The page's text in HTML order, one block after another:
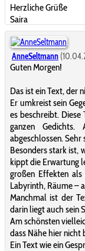
Herzliche Grüße
Saira
AnneSeltmann
Guten Morgen!
Das ist ein Text, der
Er umkreist sein
es beschreibt.
ganzen
abgeschlossen. Sehr
Besonders stark ist,
kippt die Erwartung
großen Effekten als
Labyrinth, Räume –
Manchmal ist der
darin liegt auch sein
Am schönsten
dass Nähe hier nicht
Ein Text wie ein